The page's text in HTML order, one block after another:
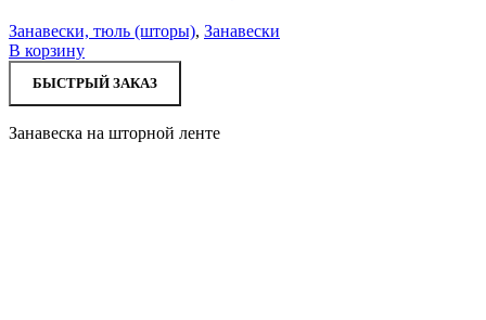
Занавески, тюль (шторы), Занавески
В корзину
БЫСТРЫЙ ЗАКАЗ
Занавеска на шторной ленте